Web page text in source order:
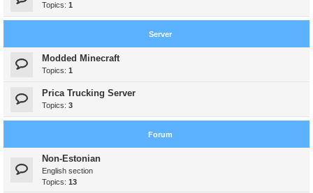
Topics: 1
Server
Modded Minecraft
Topics: 1
Prica Trucking Server
Topics: 3
Forum
Non-Estonian
English section
Topics: 13